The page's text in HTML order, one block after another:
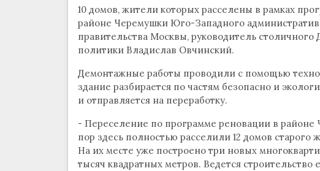
10 домов, жители которых расселены в рамках
районе Черемушки Юго-Западного
правительства Москвы, руководитель столичного
политики Владислав Овчинский.
Демонтажные работы проводили с помощью
здание разбирается по частям безопасно и
и отправляется на переработку.
- Переселение по программе реновации в районе
пор здесь полностью расселили 12 домов
На их месте уже построено три новых
тысяч квадратных метров. Ведется